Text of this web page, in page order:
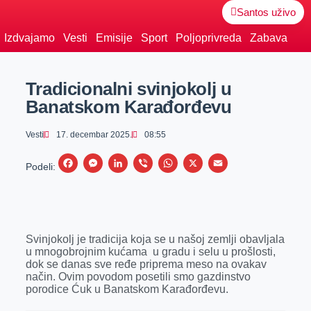
Santos uživo
Izdvajamo Vesti Emisije Sport Poljoprivreda Zabava
Tradicionalni svinjokolj u
Banatskom Karađorđevu
Vesti 17. decembar 2025. 08:55
Podeli:
F
b
o
o
M
e
n
g
L
e
d
I
V
r
W
s
A
p
X
E
l
Svinjokolj je tradicija koja se u našoj zemlji obavljala
u mnogobrojnim kućama u gradu i selu u prošlosti,
dok se danas sve ređe priprema meso na ovakav
način. Ovim povodom posetili smo gazdinstvo
porodice Ćuk u Banatskom Karađorđevu.